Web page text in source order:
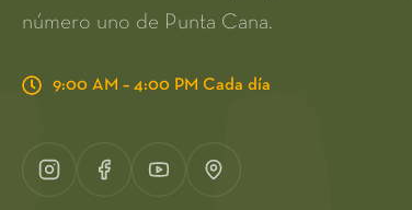
número uno de Punta Cana.
9:00 AM – 4:00 PM Cada día